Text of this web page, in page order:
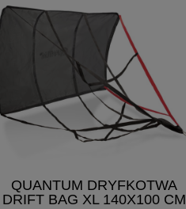
QUANTUM DRYFKOTWA
DRIFT BAG XL 140X100 CM